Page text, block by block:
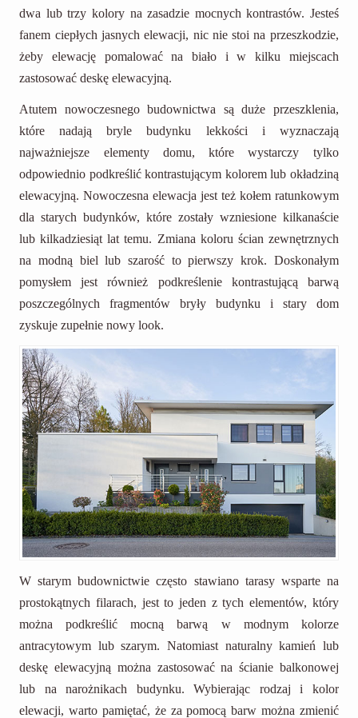
dwa lub trzy kolory na zasadzie mocnych kontrastów. Jesteś
fanem ciepłych jasnych elewacji, nic nie stoi na przeszkodzie,
żeby elewację pomalować na biało i w kilku miejscach
zastosować deskę elewacyjną.
Atutem nowoczesnego budownictwa są duże przeszklenia,
które nadają bryle budynku lekkości i wyznaczają
najważniejsze elementy domu, które wystarczy tylko
odpowiednio podkreślić kontrastującym kolorem lub okładziną
elewacyjną. Nowoczesna elewacja jest też kołem ratunkowym
dla starych budynków, które zostały wzniesione kilkanaście
lub kilkadziesiąt lat temu. Zmiana koloru ścian zewnętrznych
na modną biel lub szarość to pierwszy krok. Doskonałym
pomysłem jest również podkreślenie kontrastującą barwą
poszczególnych fragmentów bryły budynku i stary dom
zyskuje zupełnie nowy look.
W starym budownictwie często stawiano tarasy wsparte na
prostokątnych filarach, jest to jeden z tych elementów, który
można podkreślić mocną barwą w modnym kolorze
antracytowym lub szarym. Natomiast naturalny kamień lub
deskę elewacyjną można zastosować na ścianie balkonowej
lub na narożnikach budynku. Wybierając rodzaj i kolor
elewacji, warto pamiętać, że za pomocą barw można zmienić